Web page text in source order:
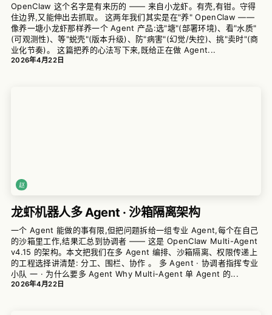
OpenClaw 这个名字是有来历的 —— 来自小龙虾。有壳,有钳。守得
住边界,又能伸出去抓取。 这两年我们其实是在"养" OpenClaw ——
像养一塘小龙虾那样养一个 Agent 产品:选"塘"(部署环境)、看"水质"
(可观测性)、等"蜕壳"(版本升级)、防"病害"(幻觉/失控)、挑"卖时"(商
业化节奏)。 这篇把养的心法写下来,既给正在做 Agent...
2026年4月22日
龙虾机器人多 Agent · 沙箱隔离架构
一个 Agent 能做的事有限,但把问题拆给一组专业 Agent,每个在自己
的沙箱里工作,结果汇总到协调者 —— 这是 OpenClaw Multi-Agent
v4.15 的架构。本文把我们在多 Agent 编排、沙箱隔离、权限传递上
的工程选择讲清楚: 分工、围栏、协作 。 多 Agent · 协调者指挥专业
小队 一 · 为什么要多 Agent Why Multi-Agent 单 Agent 的...
2026年4月22日